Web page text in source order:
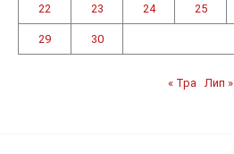
22 23 24 25
29 30
« Тра Лип »